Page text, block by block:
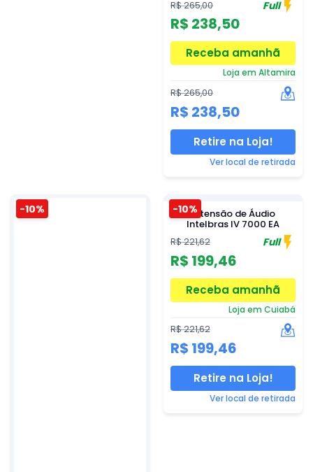
R$ 265,00 Full
R$ 238,50
Receba amanhã
Loja em Altamira
R$ 265,00
R$ 238,50
Retire na Loja!
Ver local de retirada
-10% -10%Extensão de Áudio
Intelbras IV 7000 EA
R$ 221,62 Full
R$ 199,46
Receba amanhã
Loja em Cuiabá
R$ 221,62
R$ 199,46
Retire na Loja!
Ver local de retirada